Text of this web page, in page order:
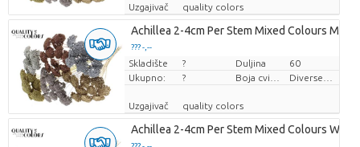
Uzgajivač quality colors
Achillea 2-4cm Per Stem Mixed Colours
??? -,--
Cijena po komadu
Skladište ? Duljina
60
Ukupno:
?
Uzgajivač quality colors
Achillea 2-4cm Per Stem Mixed Colours